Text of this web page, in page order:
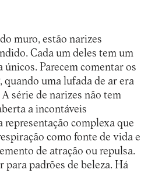
muro, estão narizes
Cada um deles tem um
Parecem comentar os
quando uma lufada de ar era
série de narizes não tem
a incontáveis
representação complexa que
como fonte de vida e
de atração ou repulsa.
para padrões de beleza. Há